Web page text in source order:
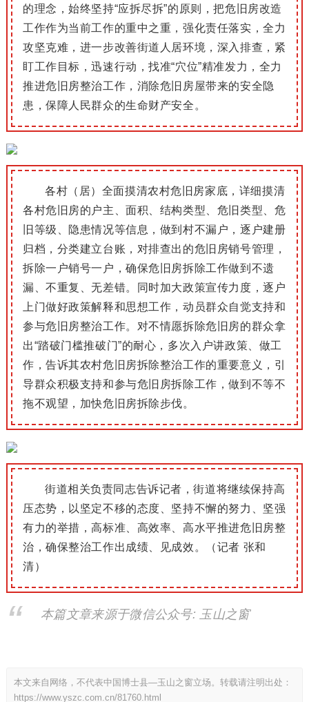
的理念，始终坚持“应拆尽拆”的原则，把危旧房改造
工作作为当前工作的重中之重，强化责任落实，全力
攻坚克难， 进一步改善街道人居环境， 深入排查， 紧
盯工作目标，迅速行动 ，找准“穴位”精准发力，全力
推进危旧房整治工作， 消除危旧房屋带来的安全隐
患，保障人民群众的生命财产安全 。
各村（居）全面摸清农村危旧房家底， 详细摸清
各村危旧房的户主、面积、结构类型、危旧类型、危
旧等级、隐患情况等信息， 做到村不漏户，逐户建册
归档，分类建立台账 ，对排查出的危旧房销号管理，
拆除一户销号一户，确保危旧房拆除工作做到不遗
漏、不重复、无差错。
同时加大政策宣传力度，逐户
上门做好政策解释和思想工作，动员群众自觉支持和
参与危旧房整治工作。 对不情愿拆除危旧房的群众拿
出“踏破门槛推破门”的耐心，多次入户讲政策、做工
作，告诉其农村危旧房拆除整治工作的重要意义，引
导群众积极支持和参与危旧房拆除工作，做到不等不
拖不观望，加快危 旧房拆除步伐。
街道相关负责同志告诉记者，街道将继续保持高
压态势，以坚定不移的态度、坚持不懈的努力、坚强
有力的举措，高标准、高效率、高水平推进危旧房整
治，确保整治工作出成绩、见成效。（记者 张和
清）
本篇文章来源于微信公众号: 玉山之窗
本文来自网络，不代表中国博士县—玉山之窗立场。转载请注明出处：
https://www.yszc.com.cn/81760.html